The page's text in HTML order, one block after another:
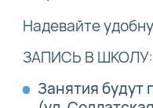
Надевайте
ЗАПИСЬ В ШКОЛУ:
Занятия будут